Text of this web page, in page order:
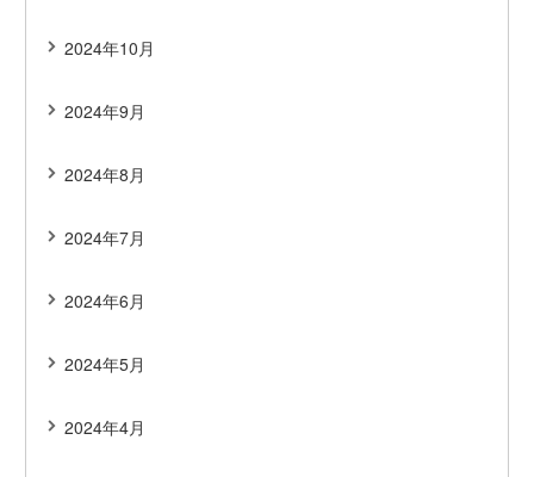
2024年10月
2024年9月
2024年8月
2024年7月
2024年6月
2024年5月
2024年4月